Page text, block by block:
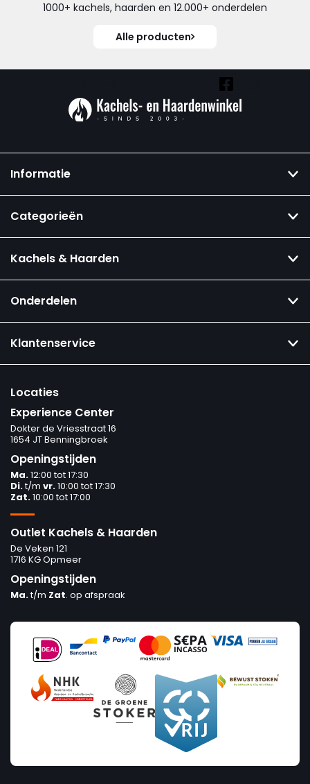
1000+ kachels, haarden en 12.000+ onderdelen
Alle producten
Informatie
Categorieën
Kachels & Haarden
Onderdelen
Klantenservice
Locaties
Experience Center
Dokter de Vriesstraat 16
1654 JT Benningbroek
Openingstijden
Ma.12:00 tot 17:30
Di.t/m vr.10:00 tot 17:30
Zat.10:00 tot 17:00
Outlet Kachels & Haarden
De Veken 121
1716 KG Opmeer
Openingstijden
Ma.t/m Zat. op afspraak